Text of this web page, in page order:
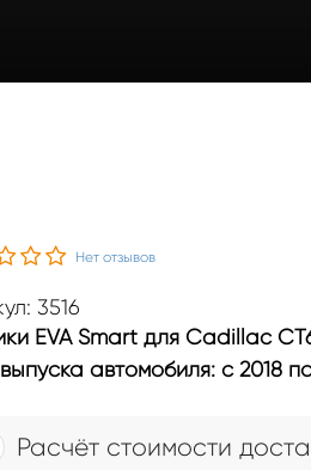
Нет отзывов
3516
EVA Smart для Cadillac
автомобиля: с 2018
Расчёт стоимости